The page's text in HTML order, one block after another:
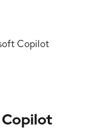
Copilot